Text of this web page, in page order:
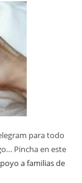
para todo
Pincha en este
a familias de